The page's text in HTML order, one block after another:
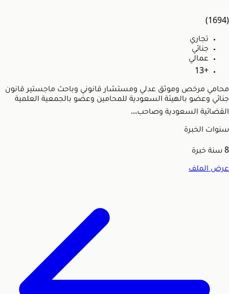
(1694)
تجاري
جنائي
عمالي
+13
محامي مرخص وموثق عدلي ومستشار قانوني وباحث ماجستير قانون
جنائي وعضو بالهيئة السعودية للمحامين وعضو بالجمعية العلمية
القضائية السعودية وصاحب...
سنوات الخبرة
8 سنة خبرة
عرض الملف